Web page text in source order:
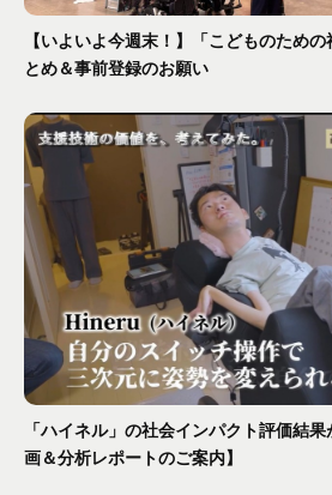
【いよいよ今週末！】「こどものため
とめ＆事前登録のお願い
「ハイネル」の社会インパクト評価結
画＆分析レポートのご案内】